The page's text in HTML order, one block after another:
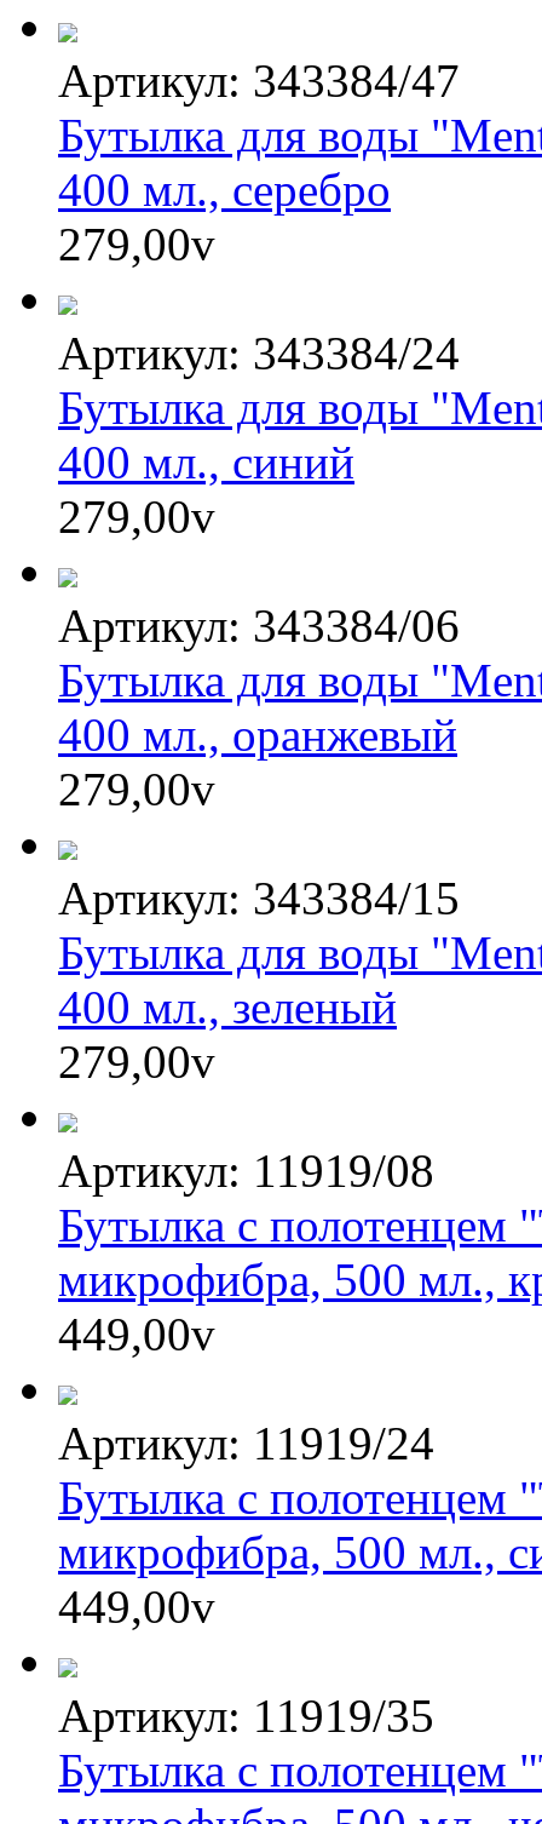
Артикул: 343384/47
Бутылка для воды
400 мл., серебро
279,00v
Артикул: 343384/24
Бутылка для воды
400 мл., синий
279,00v
Артикул: 343384/06
Бутылка для воды
400 мл., оранжевый
279,00v
Артикул: 343384/15
Бутылка для воды
400 мл., зеленый
279,00v
Артикул: 11919/08
Бутылка с полотенцем
микрофибра, 500 мл.,
449,00v
Артикул: 11919/24
Бутылка с полотенцем
микрофибра, 500 мл.,
449,00v
Артикул: 11919/35
Бутылка с полотенцем